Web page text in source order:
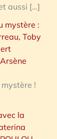
aussi […]
mystère :
Toby
!
la